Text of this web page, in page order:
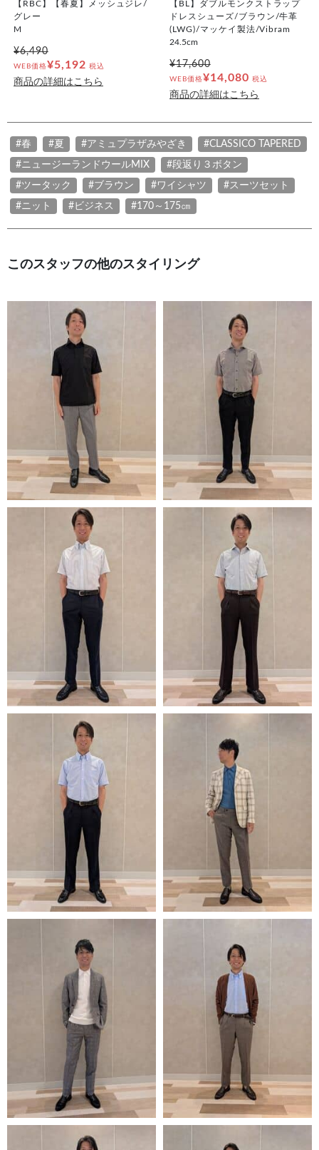
【RBC】【春夏】メッシュジレ/
グレー
M
¥6,490
WEB価格¥5,192 税込
商品の詳細はこちら
【BL】ダブルモンクストラップ
ドレスシューズ/ブラウン/牛革
(LWG)/マッケイ製法/Vibram
24.5cm
¥17,600
WEB価格¥14,080 税込
商品の詳細はこちら
#春 #夏 #アミュプラザみやざき #CLASSICO TAPERED
#ニュージーランドウールMIX #段返り３ボタン
#ツータック #ブラウン #ワイシャツ #スーツセット
#ニット #ビジネス #170～175㎝
このスタッフの他のスタイリング